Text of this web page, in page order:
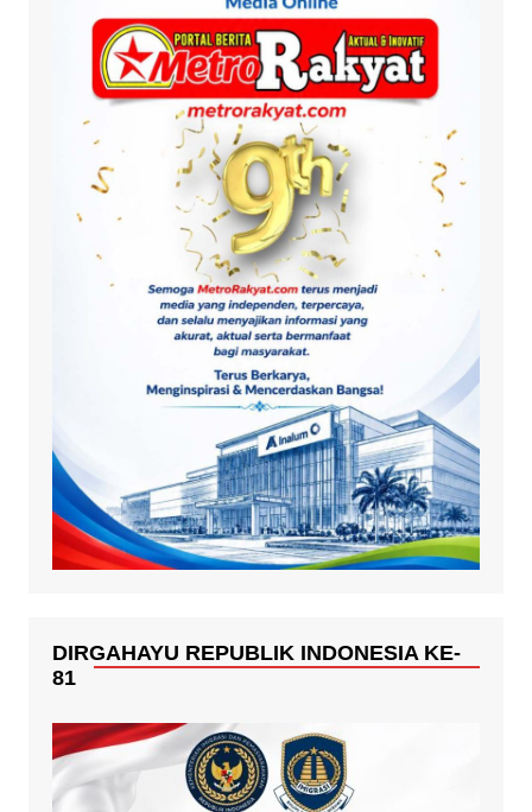
DIRGAHAYU REPUBLIK INDONESIA KE-
81